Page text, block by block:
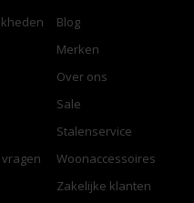
Blog
Merken
Over ons
Sale
Stalenservice
Woonaccessoires
Zakelijke klanten